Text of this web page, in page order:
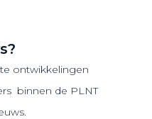
ontwikkelingen
binnen de PLNT